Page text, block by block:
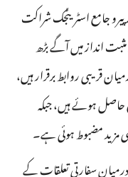
جامع اسٹریٹجک شراکت
انداز میں آگے بڑھ
قریبی روابط برقرار ہیں،
حاصل ہوئے ہیں، جبکہ
مضبوط ہوئی ہے۔
سفارتی تعلقات کے